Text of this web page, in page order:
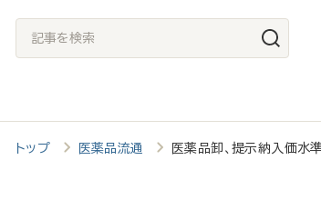
記
事
検
索
トップ 医薬品流通 医薬品卸、提示納入価